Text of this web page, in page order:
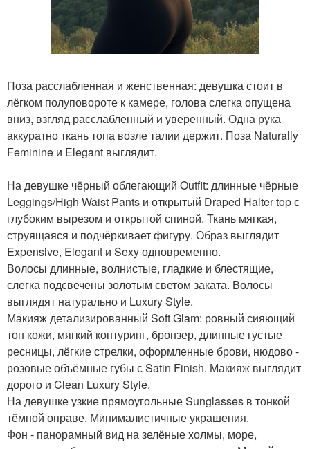
Поза расслабленная и женственная: девушка стоит в
лёгком полуповороте к камере, голова слегка опущена
вниз, взгляд расслабленный и уверенный. Одна рука
аккуратно ткань топа возле талии держит. Поза Naturally
Feminine и Elegant выглядит.
На девушке чёрный облегающий Outfit: длинные чёрные
Leggings/High Waist Pants и открытый Draped Halter top с
глубоким вырезом и открытой спиной. Ткань мягкая,
струящаяся и подчёркивает фигуру. Образ выглядит
Expensive, Elegant и Sexy одновременно.
Волосы длинные, волнистые, гладкие и блестящие,
слегка подсвечены золотым светом заката. Волосы
выглядят натурально и Luxury Style.
Макияж детализированный Soft Glam: ровный сияющий
тон кожи, мягкий контуринг, бронзер, длинные густые
ресницы, лёгкие стрелки, оформленные брови, нюдово -
розовые объёмные губы с Satin Finish. Макияж выглядит
дорого и Clean Luxury Style.
На девушке узкие прямоугольные Sunglasses в тонкой
тёмной оправе. Минималистичные украшения.
Фон - панорамный вид на зелёные холмы, море,